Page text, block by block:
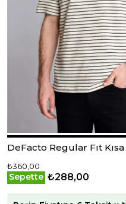
DeFacto Regular Fıt
₺360,00
Sepette ₺288,00